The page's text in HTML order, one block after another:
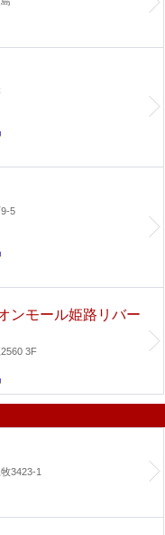
5
ンモール姫路リバー
3F
3423-1